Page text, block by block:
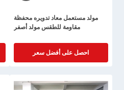
مولد مستعمل معاد تدويره محفظة
مقاومة للطقس مولد أصفر
احصل على أفضل سعر